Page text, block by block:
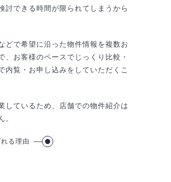
討できる時間が限られてしまうから
どで希望に沿った物件情報を複数お
、お客様のペースでじっくり比較・
内覧・お申し込みをしていただくこ
しているため、店舗での物件紹介は
。
る理由